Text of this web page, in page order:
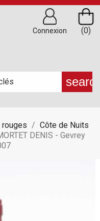
(0)
Connexion
rouges
Côte de Nuits
DENIS - Gevrey